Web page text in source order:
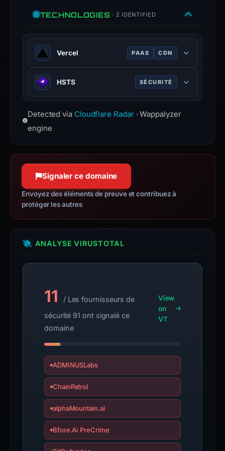
changed
since
collection.
time-
bound
a
live
guarantee.
Avoid
with
the
domain;
submit
the
report
TECHNOLOGIES · 2 IDENTIFIED
Vercel PAAS CDN
Cloud platform for frontend
deployment, optimized for Next.js.
HSTS SÉCURITÉ
HTTP Strict Transport Security —
forces browsers to use HTTPS
Detected via Cloudflare Radar· Wappalyzer
engine
Signaler ce domaine
Envoyez des éléments de preuve et contribuez à
protéger les autres
ANALYSE VIRUSTOTAL
11
/ Les fournisseurs de
sécurité 91 ont signalé ce
domaine
View
on
VT
ADMINUSLabs
ChainPatrol
alphaMountain.ai
Bfore.Ai PreCrime